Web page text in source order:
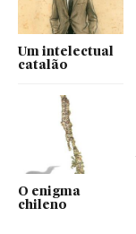
Um intelectual
catalão
O enigma
chileno